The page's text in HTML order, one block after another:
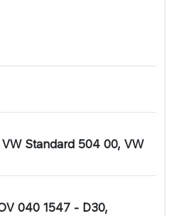
Standard 504 00, VW
040 1547 - D30,